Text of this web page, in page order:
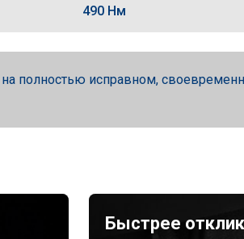
490 Нм
полностью исправном,
Быстрее